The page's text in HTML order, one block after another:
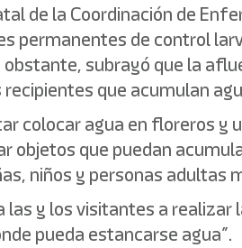
de la Coordinación de
permanentes de control
obstante, subrayó que la
que acumulan
colocar agua en floreros
objetos que puedan
niños y personas adultas
las y los visitantes a
pueda estancarse agua”.